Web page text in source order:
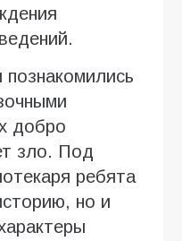
добро
зло. Под
ребята
но и